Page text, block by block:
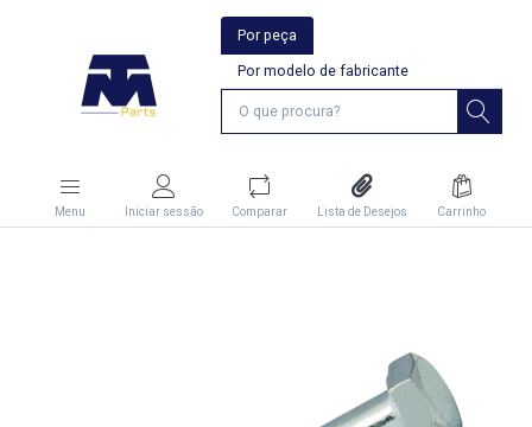
Por peça
Por modelo de fabricante
Menu Iniciar sessão Comparar Lista de Desejos Carrinho